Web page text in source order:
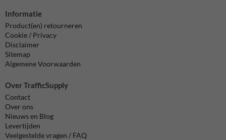
Informatie
Product(en) retourneren
Cookie / Privacy
Disclaimer
Sitemap
Algemene Voorwaarden
Over TrafficSupply
Contact
Over ons
Nieuws en Blog
Levertijden
Veelgestelde vragen / FAQ